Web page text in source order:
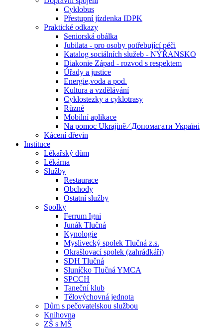
Cyklobus
Přestupní jízdenka IDPK
Praktické odkazy
Seniorská obálka
Jubilata - pro osoby potřebující péči
Katalog sociálních služeb - NÝŘANSKO
Diakonie Západ - rozvod s respektem
Úřady a justice
Energie,voda a pod.
Kultura a vzdělávání
Cyklostezky a cyklotrasy
Různé
Mobilní aplikace
Na pomoc Ukrajině ⁄ Допомагати Україні
Kácení dřevin
Instituce
Lékařský dům
Lékárna
Služby
Restaurace
Obchody
Ostatní služby
Spolky
Ferrum Igni
Junák Tlučná
Kynologie
Myslivecký spolek Tlučná z.s.
Okrašlovací spolek (zahrádkáři)
SDH Tlučná
Sluníčko Tlučná YMCA
SPCCH
Taneční klub
Tělovýchovná jednota
Dům s pečovatelskou službou
Knihovna
ZŠ s MŠ